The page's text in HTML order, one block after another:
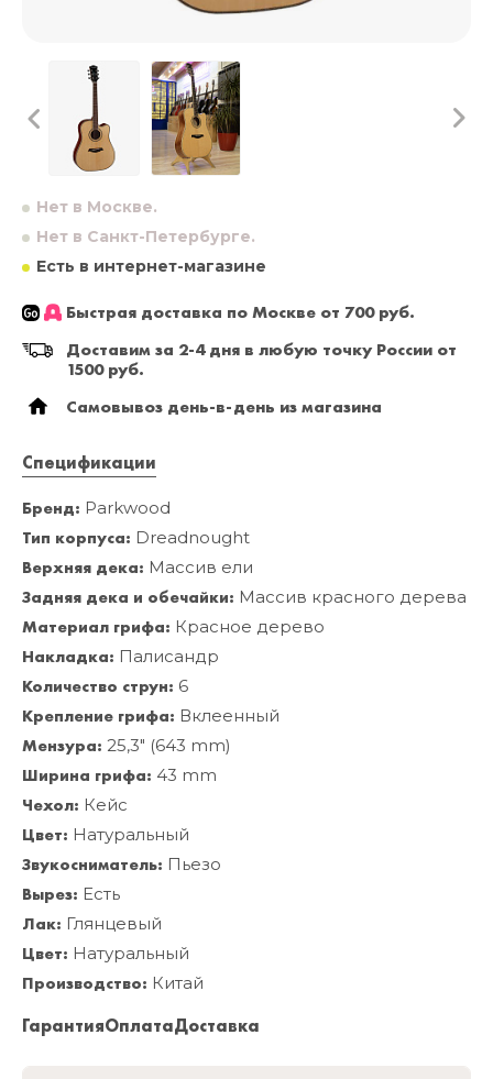
Нет в Москве.
Нет в Санкт-Петербурге.
Есть в интернет-магазине
Быстрая доставка по Москве от 700 руб.
Доставим за 2-4 дня в любую точку России от
1500 руб.
Самовывоз день-в-день из магазина
Спецификации
Бренд: Parkwood
Тип корпуса: Dreadnought
Верхняя дека: Массив ели
Задняя дека и обечайки: Массив красного дерева
Материал грифа: Красное дерево
Накладка: Палисандр
Количество струн: 6
Крепление грифа: Вклеенный
Мензура: 25,3" (643 mm)
Ширина грифа: 43 mm
Чехол: Кейс
Цвет: Натуральный
Звукосниматель: Пьезо
Вырез: Есть
Лак: Глянцевый
Цвет: Натуральный
Производство: Китай
ГарантияОплатаДоставка